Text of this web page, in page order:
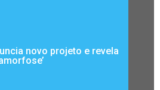
novo projeto e revela